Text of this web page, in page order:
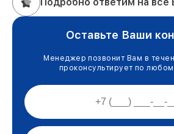
Оставьте Ваши
Менеджер позвонит Вам в
проконсультирует по